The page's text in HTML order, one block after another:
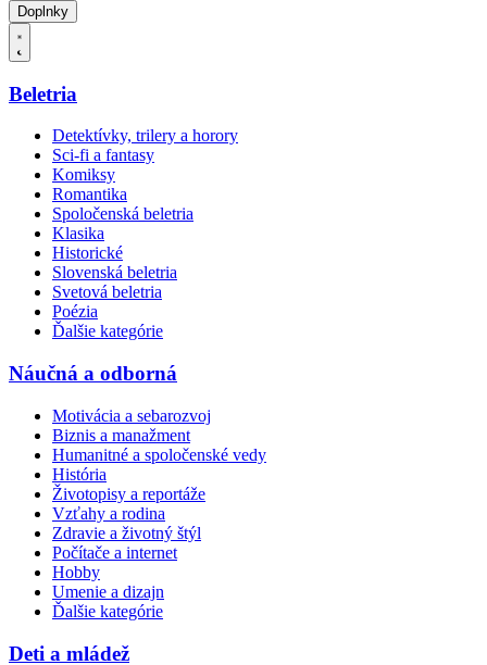
Doplnky
Beletria
Detektívky, trilery a horory
Sci-fi a fantasy
Komiksy
Romantika
Spoločenská beletria
Klasika
Historické
Slovenská beletria
Svetová beletria
Poézia
Ďalšie kategórie
Náučná a odborná
Motivácia a sebarozvoj
Biznis a manažment
Humanitné a spoločenské vedy
História
Životopisy a reportáže
Vzťahy a rodina
Zdravie a životný štýl
Počítače a internet
Hobby
Umenie a dizajn
Ďalšie kategórie
Deti a mládež